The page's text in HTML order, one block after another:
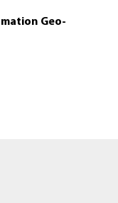
Geo-